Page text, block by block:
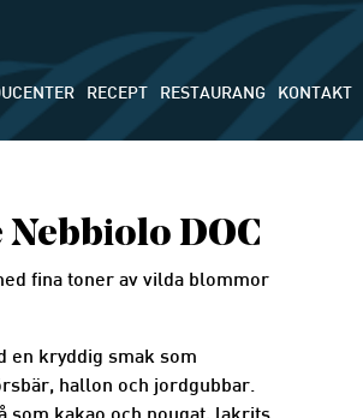
RECEPT RESTAURANG KONTAKT
DOC
fina toner av vilda blommor
en kryddig smak som
hallon och jordgubbar.